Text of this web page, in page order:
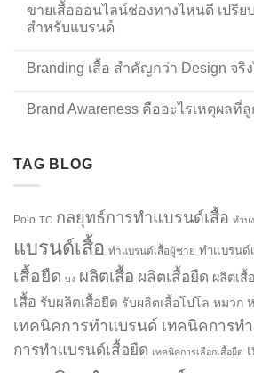
ขายเสื้อออนไลน์ช่องทางไหนดี เปรีย
สำหรับแบรนด์
Branding เสื้อ สำคัญกว่า Design จริ
Brand Awareness คืออะไรเหตุผลที่
TAG BLOG
Polo TC กลยุทธ์การทำแบรนด์เสื้อ ทำบง
แบรนด์เสื้อ ทำแบรนด์เสื้อผู้ชาย ทำแบรนด์
เสื้อยืด บง ผลิตเสื้อ ผลิตเสื้อยืด ผลิตเสื้
เสื้อ รับผลิตเสื้อยืด รับผลิตเสื้อโปโล หมวก
เทคนิคการทำแบรนด์ เทคนิคการท
การทำแบรนด์เสื้อยืด เทคนิคการเลือกเสื้อยืด